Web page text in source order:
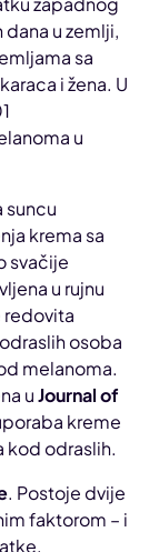
u zemlji,
sa
i žena. U
u
suncu
krema sa
svačije
u rujnu
redovita
osoba
melanoma.
uJournal of
kreme
kod odraslih.
. Postoje dvije
faktorom – i